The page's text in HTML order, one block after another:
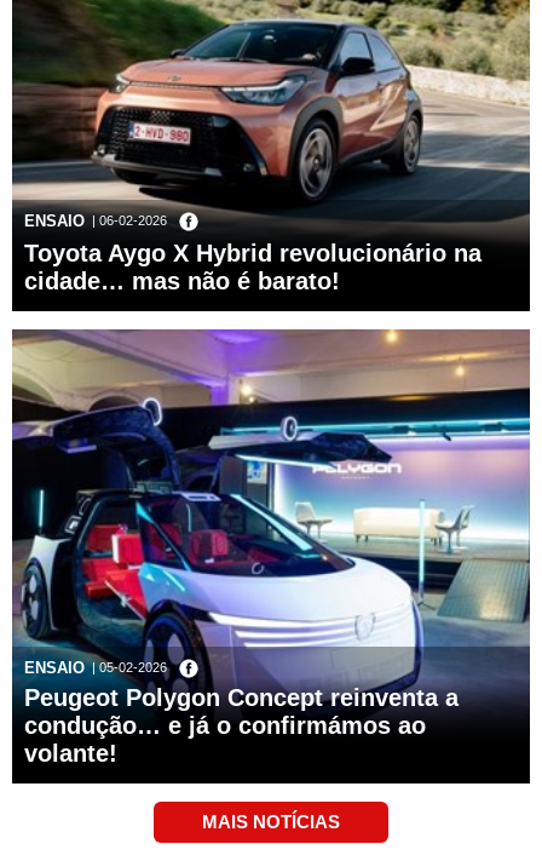
ENSAIO | 06-02-2026
Toyota Aygo X Hybrid revolucionário na
cidade… mas não é barato!
ENSAIO | 05-02-2026
Peugeot Polygon Concept reinventa a
condução… e já o confirmámos ao
volante!